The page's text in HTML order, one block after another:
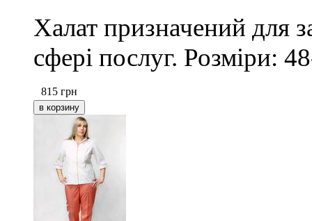
Халат призначений для
сфері послуг. Розміри:
815 грн